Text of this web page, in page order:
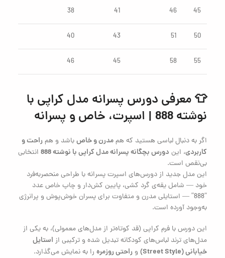
45
46
41
38
50
51
43
40
55
58
45
46
👕 معرفی دورس پسرانه مدل کراپی با
نوشته 888 | اسپرت، خاص و پسرانه
اگر به دنبال لباسی هستید که هممدرن و خاصباشد و همراحت و
کاربردی، این دورس بچگانه پسرانه مدل کراپی با نوشته 888
انتخابی
بی‌نقص است.
این مدل جدید از دورس‌های اسپرت پسرانه با طراحی منحصربه‌فرد
خود — شامل یقه‌ی گرد کشی، پایین کش‌دار و چاپ خاص عدد
“888” — استایلی مدرن و متفاوت برای پسران خوش‌پوش و پرانرژی
به‌وجود آورده است.
این دورس با فرم کراپی (قد کوتاه‌تر از مدل‌های معمولی)، به یکی از
مدل‌های ترند لباس‌های کودکانه تبدیل شده و ترکیبی از استایل
خیابانی (Street Style)
و راحتی روزمره را به نمایش می‌گذارد.